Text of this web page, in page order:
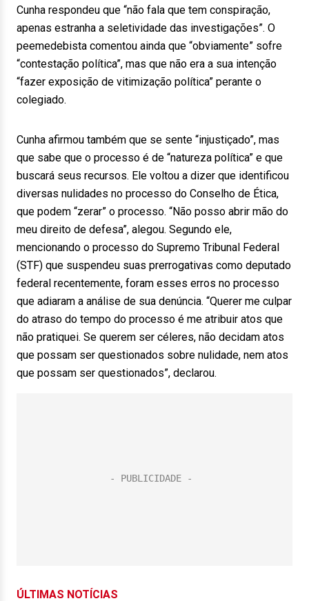
Cunha respondeu que “não fala que tem conspiração,
apenas estranha a seletividade das investigações”. O
peemedebista comentou ainda que “obviamente” sofre
“contestação política”, mas que não era a sua intenção
“fazer exposição de vitimização política” perante o
colegiado.
Cunha afirmou também que se sente “injustiçado”, mas
que sabe que o processo é de “natureza política” e que
buscará seus recursos. Ele voltou a dizer que identificou
diversas nulidades no processo do Conselho de Ética,
que podem “zerar” o processo. “Não posso abrir mão do
meu direito de defesa”, alegou. Segundo ele,
mencionando o processo do Supremo Tribunal Federal
(STF) que suspendeu suas prerrogativas como deputado
federal recentemente, foram esses erros no processo
que adiaram a análise de sua denúncia. “Querer me culpar
do atraso do tempo do processo é me atribuir atos que
não pratiquei. Se querem ser céleres, não decidam atos
que possam ser questionados sobre nulidade, nem atos
que possam ser questionados”, declarou.